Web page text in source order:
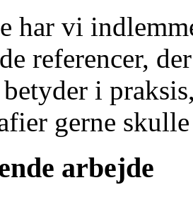
har vi
referencer,
i
gerne
arbejde